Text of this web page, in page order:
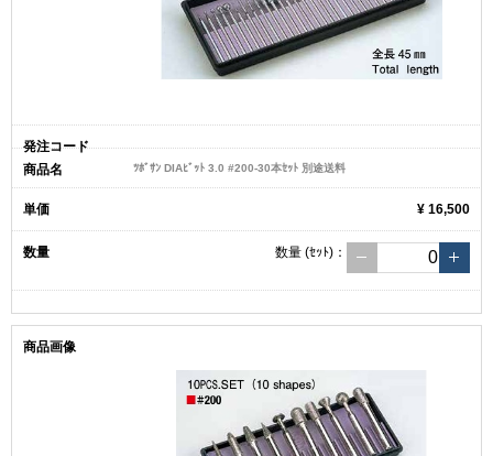
ﾂﾎﾞｻﾝ DIAﾋﾞｯﾄ 3.0 #200-30本ｾｯﾄ 別途送料
¥ 16,500
数量 (ｾｯﾄ) ：